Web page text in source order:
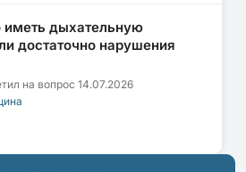
дыхательную
достаточно нарушения
на вопрос 14.07.2026